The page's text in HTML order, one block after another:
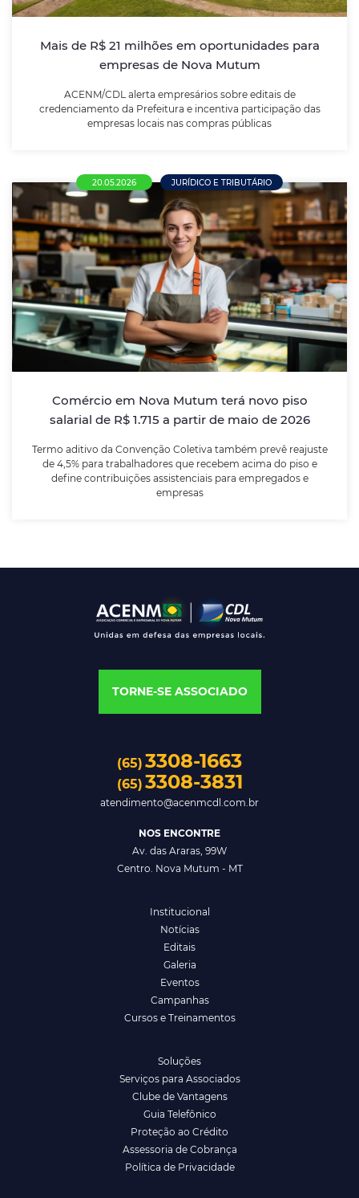
Mais de R$ 21 milhões em oportunidades para
empresas de Nova Mutum
ACENM/CDL alerta empresários sobre editais de
credenciamento da Prefeitura e incentiva participação das
empresas locais nas compras públicas
participação das empresas locais nas compras
20.05.2026 JURÍDICO E TRIBUTÁRIO
Comércio em Nova Mutum terá novo piso
salarial de R$ 1.715 a partir de maio de 2026
Termo aditivo da Convenção Coletiva também prevê reajuste
de 4,5% para trabalhadores que recebem acima do piso e
define contribuições assistenciais para empregados e
empresas
Comércio em Nova Mutum terá novo piso
salarial de R$ 1.715 a partir de maio de
2026
Termo aditivo da Convenção Coletiva também prevê
reajuste de 4,5% para trabalhadores que recebem
para empregados e empresas
LEIA MAIS
TORNE-SE ASSOCIADO
(65) 3308-1663
(65) 3308-3831
atendimento@acenmcdl.com.br
NOS ENCONTRE
Av. das Araras, 99W
Centro. Nova Mutum - MT
Institucional
Notícias
Editais
Galeria
Eventos
Campanhas
Cursos e Treinamentos
Soluções
Serviços para Associados
Clube de Vantagens
Guia Telefônico
Proteção ao Crédito
Assessoria de Cobrança
Política de Privacidade